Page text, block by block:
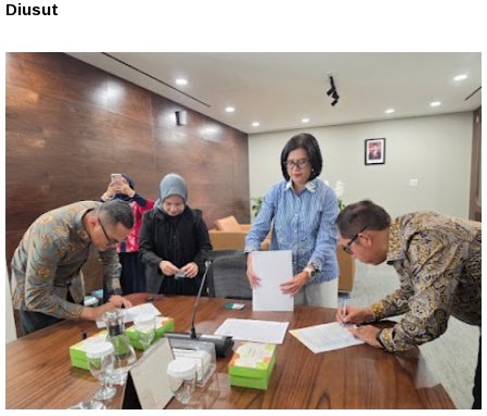
Diusut